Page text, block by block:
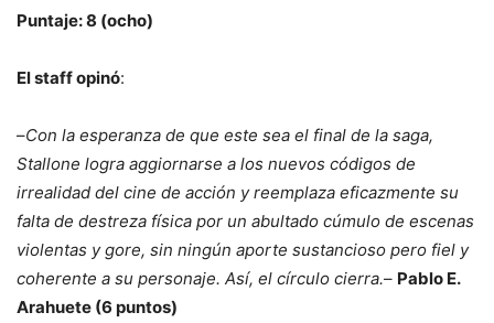
Puntaje: 8 (ocho)
El staff opinó:
–Con la esperanza de que este sea el final de la saga,
Stallone logra aggiornarse a los nuevos códigos de
irrealidad del cine de acción y reemplaza eficazmente su
falta de destreza física por un abultado cúmulo de escenas
violentas y gore, sin ningún aporte sustancioso pero fiel y
coherente a su personaje. Así, el círculo cierra.– Pablo E.
Arahuete (6 puntos)